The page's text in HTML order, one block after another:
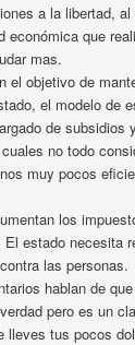
a la libertad,
económica que
mas.
el objetivo de
el modelo de
de subsidios
no todo
muy pocos
los
estado necesita
las personas.
hablan de
pero es un
lleves tus pocos